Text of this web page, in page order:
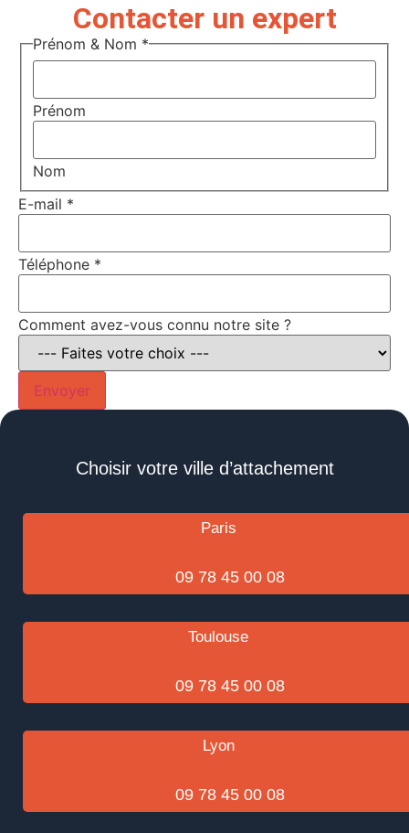
Contacter un expert
Prénom & Nom *
Prénom
Nom
E-mail *
Téléphone *
Comment avez-vous connu notre site ?
Envoyer
Choisir votre ville d’attachement
Paris
09 78 45 00 08
Toulouse
09 78 45 00 08
Lyon
09 78 45 00 08